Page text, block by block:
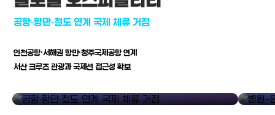
공항·항만·철도 연계 국제 체류 거점
인천공항·서해권 항만·청주국제공항 연계
서산 크루즈 관광과 국제선 접근성 확보